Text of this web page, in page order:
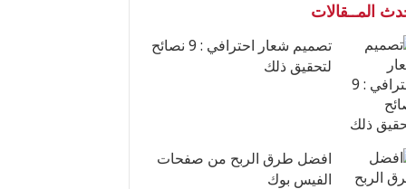
المــقالات
تصميم شعار احترافي : 9 نصائح
لتحقيق ذلك
افضل طرق الربح من صفحات
الفيس بوك